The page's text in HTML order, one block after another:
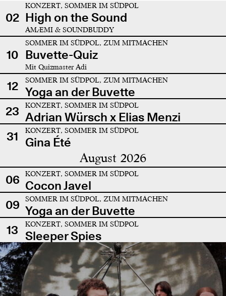
02
KONZERT, SOMMER IM SÜDPOL
High on the Sound
AMÆMI & SOUNDBUDDY
10
SOMMER IM SÜDPOL, ZUM MITMACHEN
Buvette-Quiz
Mit Quizmaster Adi
12 SOMMER IM SÜDPOL, ZUM MITMACHEN
Yoga an der Buvette
23
KONZERT, SOMMER IM SÜDPOL
Adrian Würsch x Elias Menzi
31
KONZERT, SOMMER IM SÜDPOL
Gina Été
August 2026
06 KONZERT, SOMMER IM SÜDPOL
Cocon Javel
09
SOMMER IM SÜDPOL, ZUM MITMACHEN
Yoga an der Buvette
13
KONZERT, SOMMER IM SÜDPOL
Sleeper Spies